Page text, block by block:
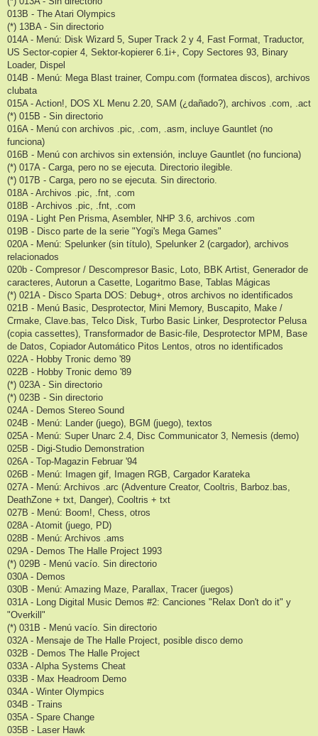
013B - The Atari Olympics
(*) 13BA - Sin directorio
014A - Menú: Disk Wizard 5, Super Track 2 y 4, Fast Format, Traductor,
US Sector-copier 4, Sektor-kopierer 6.1i+, Copy Sectores 93, Binary
Loader, Dispel
014B - Menú: Mega Blast trainer, Compu.com (formatea discos), archivos
clubata
015A - Action!, DOS XL Menu 2.20, SAM (¿dañado?), archivos .com, .act
(*) 015B - Sin directorio
016A - Menú con archivos .pic, .com, .asm, incluye Gauntlet (no
funciona)
016B - Menú con archivos sin extensión, incluye Gauntlet (no funciona)
(*) 017A - Carga, pero no se ejecuta. Directorio ilegible.
(*) 017B - Carga, pero no se ejecuta. Sin directorio.
018A - Archivos .pic, .fnt, .com
018B - Archivos .pic, .fnt, .com
019A - Light Pen Prisma, Asembler, NHP 3.6, archivos .com
019B - Disco parte de la serie "Yogi's Mega Games"
020A - Menú: Spelunker (sin título), Spelunker 2 (cargador), archivos
relacionados
020b - Compresor / Descompresor Basic, Loto, BBK Artist, Generador de
caracteres, Autorun a Casette, Logaritmo Base, Tablas Mágicas
(*) 021A - Disco Sparta DOS: Debug+, otros archivos no identificados
021B - Menú Basic, Desprotector, Mini Memory, Buscapito, Make /
Crmake, Clave.bas, Telco Disk, Turbo Basic Linker, Desprotector Pelusa
(copia cassettes), Transformador de Basic-file, Desprotector MPM, Base
de Datos, Copiador Automático Pitos Lentos, otros no identificados
022A - Hobby Tronic demo '89
022B - Hobby Tronic demo '89
(*) 023A - Sin directorio
(*) 023B - Sin directorio
024A - Demos Stereo Sound
024B - Menú: Lander (juego), BGM (juego), textos
025A - Menú: Super Unarc 2.4, Disc Communicator 3, Nemesis (demo)
025B - Digi-Studio Demonstration
026A - Top-Magazin Februar '94
026B - Menú: Imagen gif, Imagen RGB, Cargador Karateka
027A - Menú: Archivos .arc (Adventure Creator, Cooltris, Barboz.bas,
DeathZone + txt, Danger), Cooltris + txt
027B - Menú: Boom!, Chess, otros
028A - Atomit (juego, PD)
028B - Menú: Archivos .ams
029A - Demos The Halle Project 1993
(*) 029B - Menú vacío. Sin directorio
030A - Demos
030B - Menú: Amazing Maze, Parallax, Tracer (juegos)
031A - Long Digital Music Demos #2: Canciones "Relax Don't do it" y
"Overkill"
(*) 031B - Menú vacío. Sin directorio
032A - Mensaje de The Halle Project, posible disco demo
032B - Demos The Halle Project
033A - Alpha Systems Cheat
033B - Max Headroom Demo
034A - Winter Olympics
034B - Trains
035A - Spare Change
035B - Laser Hawk